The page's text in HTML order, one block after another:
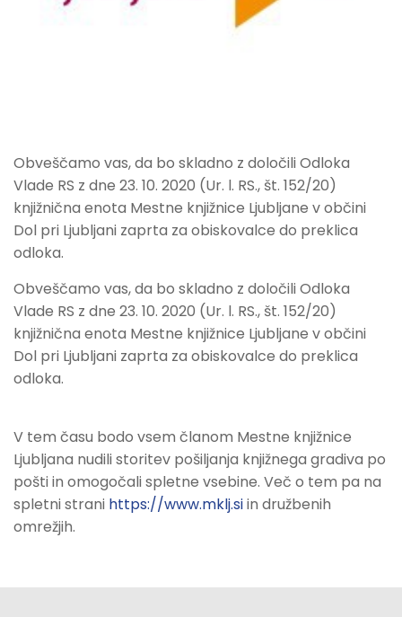
Obveščamo vas, da bo skladno z določili Odloka
Vlade RS z dne 23. 10. 2020 (Ur. l. RS., št. 152/20)
knjižnična enota Mestne knjižnice Ljubljane v občini
Dol pri Ljubljani zaprta za obiskovalce do preklica
odloka.
Obveščamo vas, da bo skladno z določili Odloka
Vlade RS z dne 23. 10. 2020 (Ur. l. RS., št. 152/20)
knjižnična enota Mestne knjižnice Ljubljane v občini
Dol pri Ljubljani zaprta za obiskovalce do preklica
odloka.
V tem času bodo vsem članom Mestne knjižnice
Ljubljana nudili storitev pošiljanja knjižnega gradiva po
pošti in omogočali spletne vsebine. Več o tem pa na
spletni strani https://www.mklj.siin družbenih
omrežjih.